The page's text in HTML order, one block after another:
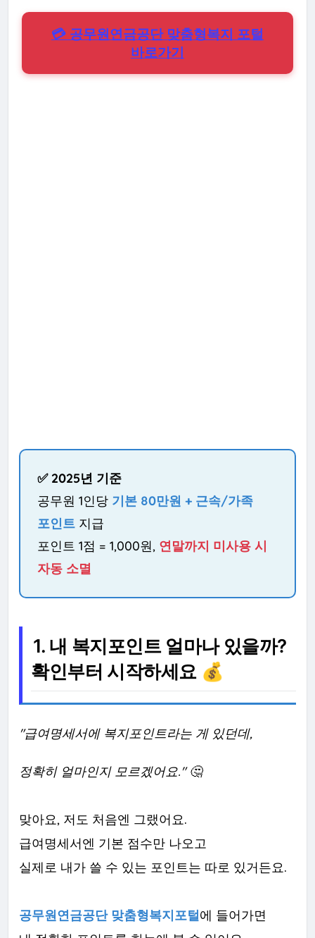
💳 공무원연금공단 맞춤형복지 포털
바로가기
✅ 2025년 기준
공무원 1인당 기본 80만원 + 근속/가족
포인트 지급
포인트 1점 = 1,000원, 연말까지 미사용 시
자동 소멸
1. 내 복지포인트 얼마나 있을까?
확인부터 시작하세요 💰
"급여명세서에 복지포인트라는 게 있던데,
정확히 얼마인지 모르겠어요." 🤔
맞아요, 저도 처음엔 그랬어요.
급여명세서엔 기본 점수만 나오고
실제로 내가 쓸 수 있는 포인트는 따로 있거든요.
공무원연금공단 맞춤형복지포털에 들어가면